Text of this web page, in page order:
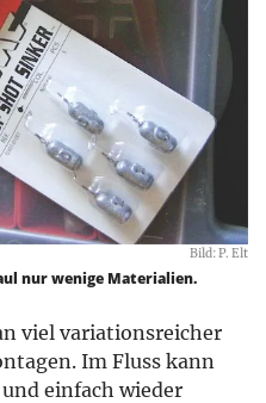
Bild: P. Elt
nur wenige Materialien.
viel variationsreicher
Im Fluss kann
einfach wieder